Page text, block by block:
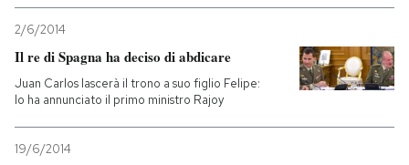
2/6/2014
Il re di Spagna ha deciso di abdicare
Juan Carlos lascerà il trono a suo figlio Felipe:
lo ha annunciato il primo ministro Rajoy
19/6/2014